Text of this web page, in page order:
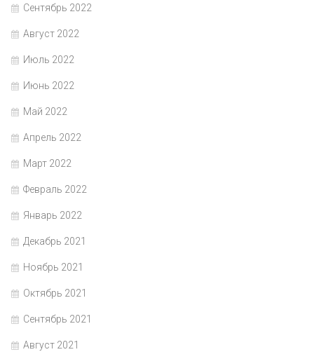
Сентябрь 2022
Август 2022
Июль 2022
Июнь 2022
Май 2022
Апрель 2022
Март 2022
Февраль 2022
Январь 2022
Декабрь 2021
Ноябрь 2021
Октябрь 2021
Сентябрь 2021
Август 2021